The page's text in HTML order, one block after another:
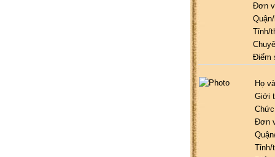
Đơn
Tỉnh/
Điểm
Họ
Giới
Đơn
Tỉnh/